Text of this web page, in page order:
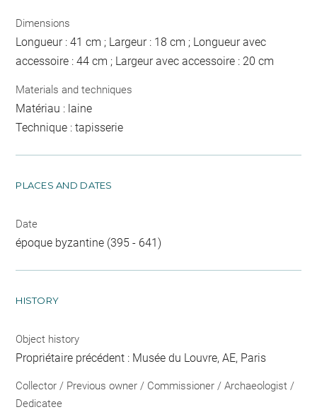
Dimensions
Longueur : 41 cm ; Largeur : 18 cm ; Longueur avec
accessoire : 44 cm ; Largeur avec accessoire : 20 cm
Materials and techniques
Matériau : laine
Technique : tapisserie
PLACES AND DATES
Date
époque byzantine (395 - 641)
HISTORY
Object history
Propriétaire précédent : Musée du Louvre, AE, Paris
Collector / Previous owner / Commissioner / Archaeologist /
Dedicatee